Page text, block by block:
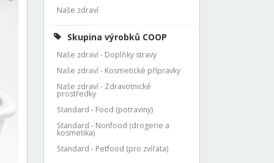
Naše zdraví
Skupina výrobků COOP
Naše zdraví - Doplňky stravy
Naše zdraví - Kosmetické přípravky
Naše zdraví - Zdravotnické
prostředky
Standard - Food (potraviny)
Standard - Nonfood (drogerie a
kosmetika)
Standard - Petfood (pro zvířata)